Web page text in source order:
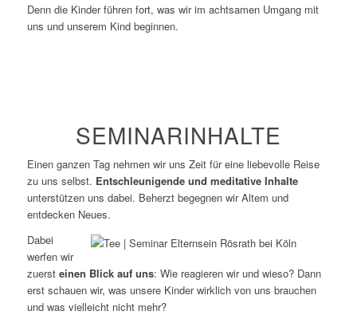
Denn die Kinder führen fort, was wir im achtsamen Umgang mit
uns und unserem Kind beginnen.
SEMINARINHALTE
Einen ganzen Tag nehmen wir uns Zeit für eine liebevolle Reise
zu uns selbst. Entschleunigende und meditative Inhalte
unterstützen uns dabei. Beherzt begegnen wir Altem und
entdecken Neues.
Dabei
werfen wir
zuerst einen Blick auf uns: Wie reagieren wir und wieso? Dann
erst schauen wir, was unsere Kinder wirklich von uns brauchen
und was vielleicht nicht mehr?